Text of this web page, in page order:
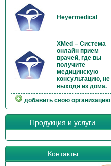
Heyermedical
XMed – Система
онлайн прием
врачей, где вы
получите
медицинскую
консультацию, не
выходя из дома.
добавить свою организацию
Продукция и услуги
Контакты